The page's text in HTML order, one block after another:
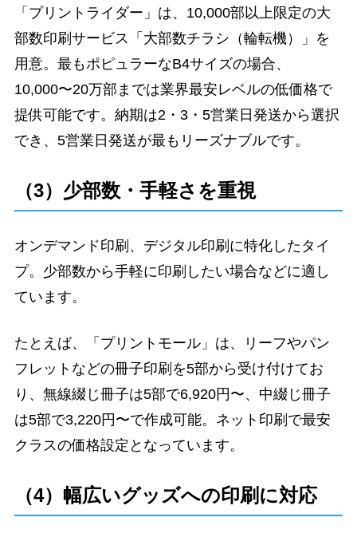
「プリントライダー」は、10,000部以上限定の大
部数印刷サービス「大部数チラシ（輪転機）」を
用意。最もポピュラーなB4サイズの場合、
10,000〜20万部までは業界最安レベルの低価格で
提供可能です。納期は2・3・5営業日発送から選択
でき、5営業日発送が最もリーズナブルです。
（3）少部数・手軽さを重視
オンデマンド印刷、デジタル印刷に特化したタイ
プ。少部数から手軽に印刷したい場合などに適し
ています。
たとえば、「プリントモール」は、リーフやパン
フレットなどの冊子印刷を5部から受け付けてお
り、無線綴じ冊子は5部で6,920円〜、中綴じ冊子
は5部で3,220円〜で作成可能。ネット印刷で最安
クラスの価格設定となっています。
（4）幅広いグッズへの印刷に対応